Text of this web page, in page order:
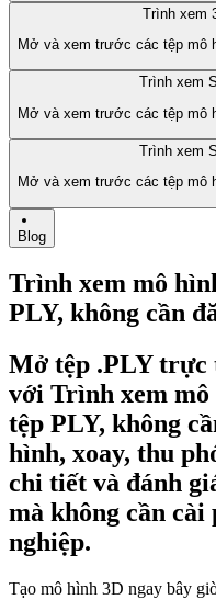
Trình xem
Mở và xem trước các tệp mô
Trình xem
Mở và xem trước các tệp mô
Trình xem
Mở và xem trước các tệp mô
Blog
Trình xem mô
PLY, không cần
Mở tệp .PLY
với Trình xem mô
tệp PLY, không
hình, xoay, thu
chi tiết và đánh
mà không cần cài
nghiệp.
Tạo mô hình 3D ngay bây